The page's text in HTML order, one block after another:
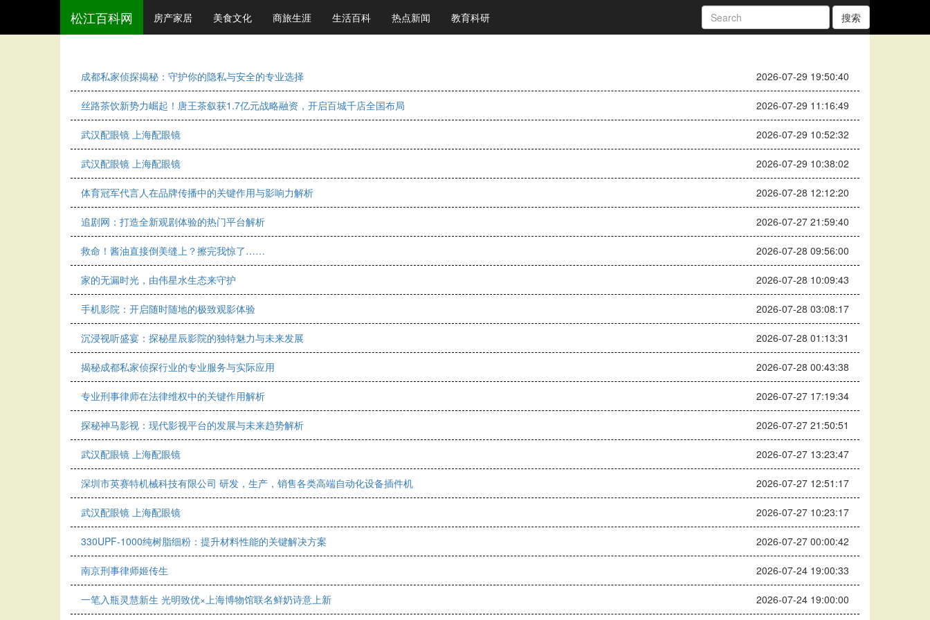
松江百科网 房产家居 美食文化 商旅生涯 生活百科 热点新闻 教育科研 搜索
成都私家侦探揭秘：守护你的隐私与安全的专业选择 2026-07-29 19:50:40
丝路茶饮新势力崛起！唐王茶叙获1.7亿元战略融资，开启百城千店全国布局 2026-07-29 11:16:49
武汉配眼镜 上海配眼镜 2026-07-29 10:52:32
武汉配眼镜 上海配眼镜 2026-07-29 10:38:02
体育冠军代言人在品牌传播中的关键作用与影响力解析 2026-07-28 12:12:20
追剧网：打造全新观剧体验的热门平台解析 2026-07-27 21:59:40
救命！酱油直接倒美缝上？擦完我惊了…… 2026-07-28 09:56:00
家的无漏时光，由伟星水生态来守护 2026-07-28 10:09:43
手机影院：开启随时随地的极致观影体验 2026-07-28 03:08:17
沉浸视听盛宴：探秘星辰影院的独特魅力与未来发展 2026-07-28 01:13:31
揭秘成都私家侦探行业的专业服务与实际应用 2026-07-28 00:43:38
专业刑事律师在法律维权中的关键作用解析 2026-07-27 17:19:34
探秘神马影视：现代影视平台的发展与未来趋势解析 2026-07-27 21:50:51
武汉配眼镜 上海配眼镜 2026-07-27 13:23:47
深圳市英赛特机械科技有限公司 研发，生产，销售各类高端自动化设备插件机 2026-07-27 12:51:17
武汉配眼镜 上海配眼镜 2026-07-27 10:23:17
330UPF-1000纯树脂细粉：提升材料性能的关键解决方案 2026-07-27 00:00:42
南京刑事律师姬传生 2026-07-24 19:00:33
一笔入瓶灵慧新生 光明致优×上海博物馆联名鲜奶诗意上新 2026-07-24 19:00:00